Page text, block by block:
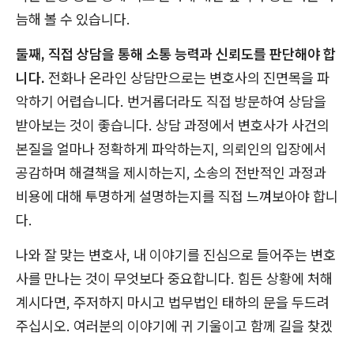
늠해 볼 수 있습니다.
둘째, 직접 상담을 통해 소통 능력과 신뢰도를 판단해야 합
니다. 전화나 온라인 상담만으로는 변호사의 진면목을 파
악하기 어렵습니다. 번거롭더라도 직접 방문하여 상담을
받아보는 것이 좋습니다. 상담 과정에서 변호사가 사건의
본질을 얼마나 정확하게 파악하는지, 의뢰인의 입장에서
공감하며 해결책을 제시하는지, 소송의 전반적인 과정과
비용에 대해 투명하게 설명하는지를 직접 느껴보아야 합니
다.
나와 잘 맞는 변호사, 내 이야기를 진심으로 들어주는 변호
사를 만나는 것이 무엇보다 중요합니다. 힘든 상황에 처해
계시다면, 주저하지 마시고 법무법인 태하의 문을 두드려
주십시오. 여러분의 이야기에 귀 기울이고 함께 길을 찾겠